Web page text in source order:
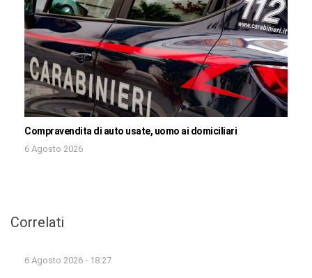
Compravendita di auto usate, uomo ai domiciliari
6 Agosto 2026
Correlati
6 Agosto 2026 - 18:27